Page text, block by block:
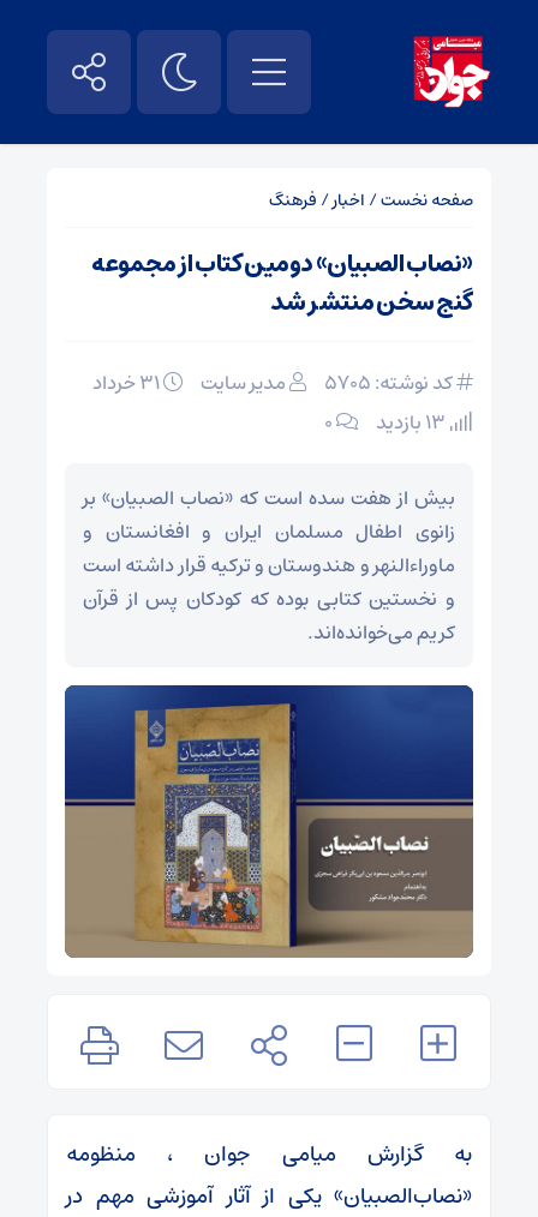
صفحه نخست/ اخبار/ فرهنگ
«نصاب الصبیان» دومین کتاب از مجموعه
گنج سخن منتشر شد
کد نوشته: 5705 مدیر سایت
۰
بیش از هفت سده است که «نصاب الصبیان» بر
زانوی اطفال مسلمان ایران و افغانستان و
ماوراءالنهر و هندوستان و ترکیه قرار داشته است
و نخستین کتابی بوده که کودکان پس از قرآن
کریم می‌خوانده‌اند.
به گزارش میامی جوان ، منظومه
«نصاب‌الصبیان» یکی از آثار آموزشی مهم در